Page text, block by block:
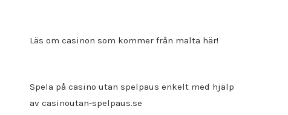
Läs om casinon som kommer från malta här!
Spela på casino utan spelpaus enkelt med hjälp
av casinoutan-spelpaus.se